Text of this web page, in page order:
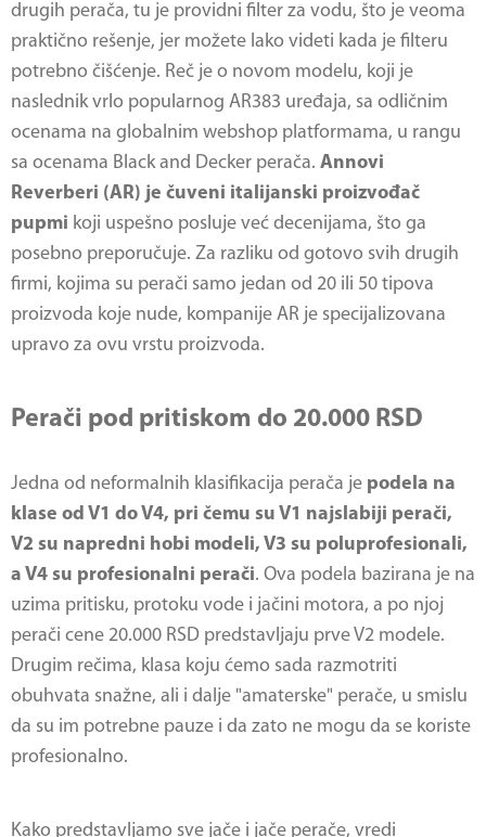
drugih perača, tu je providni filter za vodu, što je veoma
praktično rešenje, jer možete lako videti kada je filteru
potrebno čišćenje. Reč je o novom modelu, koji je
naslednik vrlo popularnog AR383 uređaja, sa odličnim
ocenama na globalnim webshop platformama, u rangu
sa ocenama Black and Decker perača. Annovi
Reverberi (AR) je čuveni italijanski proizvođač
pupmi koji uspešno posluje već decenijama, što ga
posebno preporučuje. Za razliku od gotovo svih drugih
firmi, kojima su perači samo jedan od 20 ili 50 tipova
proizvoda koje nude, kompanije AR je specijalizovana
upravo za ovu vrstu proizvoda.
Perači pod pritiskom do 20.000 RSD
Jedna od neformalnih klasifikacija perača je podela na
klase od V1 do V4, pri čemu su V1 najslabiji perači,
V2 su napredni hobi modeli, V3 su poluprofesionali,
a V4 su profesionalni perači. Ova podela bazirana je na
uzima pritisku, protoku vode i jačini motora, a po njoj
perači cene 20.000 RSD predstavljaju prve V2 modele.
Drugim rečima, klasa koju ćemo sada razmotriti
obuhvata snažne, ali i dalje "amaterske" perače, u smislu
da su im potrebne pauze i da zato ne mogu da se koriste
profesionalno.
Kako predstavljamo sve jače i jače perače, vredi